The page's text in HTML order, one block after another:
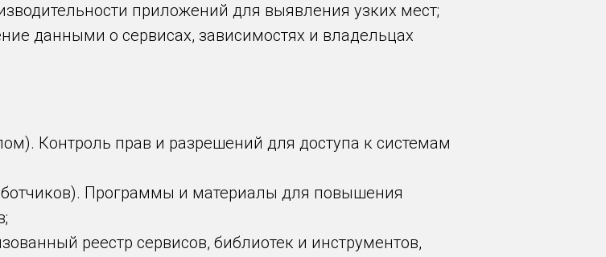
приложений для выявления узких мест;
данными о сервисах, зависимостях и владельцах
Контроль прав и разрешений для доступа к системам
Программы и материалы для повышения
реестр сервисов, библиотек и инструментов,